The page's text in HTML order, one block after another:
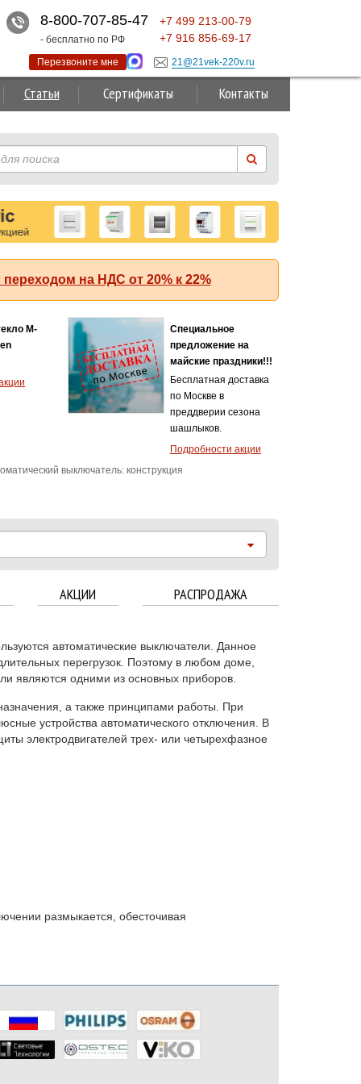
Статьи Сертификаты Контакты
на НДС от 20% к 22%
(АББ)
с
выключатель: конструкция
АКЦИИ РАСПРОДАЖА
автоматические выключатели .
Данное
перегрузок. Поэтому в любом доме,
являются одними из основных приборов.
а также принципами работы. При
устройства автоматического отключения. В
электродвигателей трех- или четырехфазное
размыкается, обесточивая
8-800-707-85-47
- бесплатно по РФ
+7 499 213-00-79
+7 916 856-69-17
Перезвоните мне 21@21vek-220v.ru